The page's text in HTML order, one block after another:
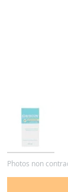
Photos non